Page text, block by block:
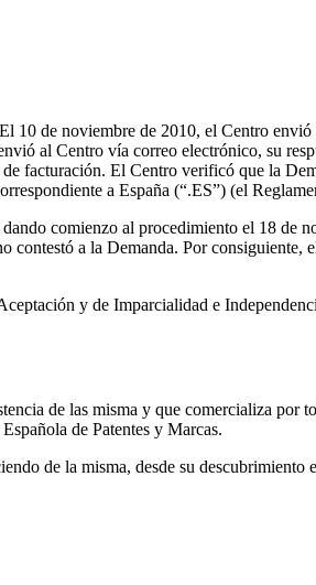
10 de noviembre de 2010, el Centro
al Centro vía correo electrónico, su
facturación. El Centro verificó que la
a España (“.ES”) (el
comienzo al procedimiento el 18 de
a la Demanda. Por
y de Imparcialidad e
de las misma y que comercializa
de Patentes y Marcas.
de la misma, desde su descubrimiento